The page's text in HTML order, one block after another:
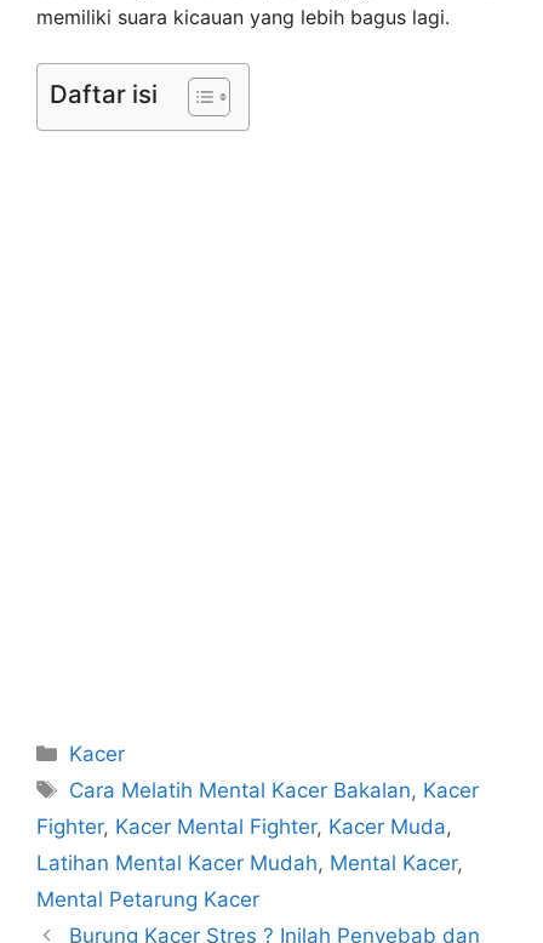
memiliki suara kicauan yang lebih bagus lagi.
Daftar isi
Categories
Kacer
Tags
Cara Melatih Mental Kacer Bakalan, Kacer
Fighter, Kacer Mental Fighter, Kacer Muda,
Latihan Mental Kacer Mudah, Mental Kacer,
Mental Petarung Kacer
Burung Kacer Stres ? Inilah Penyebab dan